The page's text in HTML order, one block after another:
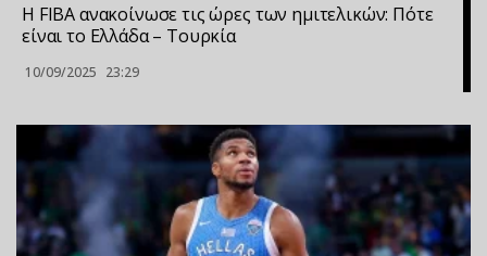
Η FIBA ανακοίνωσε τις ώρες των ημιτελικών: Πότε
είναι το Ελλάδα – Τουρκία
10/09/2025 23:29